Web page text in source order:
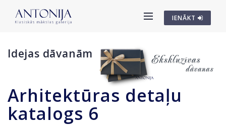
IENĀKT
Idejas dāvanām
Arhitektūras detaļu
katalogs 6